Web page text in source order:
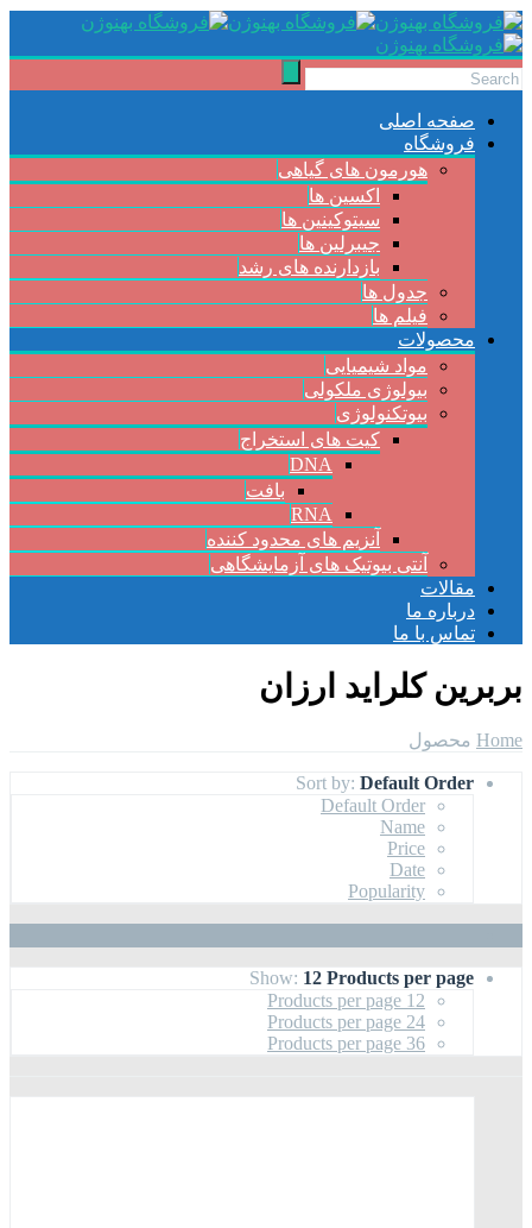
صفحه اصلی
فروشگاه
هورمون های گیاهی
اکسین ها
سیتوکینین ها
جیبرلین ها
بازدارنده های رشد
جدول ها
فیلم ها
محصولات
مواد شیمیایی
بیولوژی ملکولی
بیوتکنولوژی
کیت های استخراج
DNA
بافت
RNA
آنزیم های محدود کننده
آنتی بیوتیک های آزمایشگاهی
مقالات
درباره ما
تماس با ما
بربرین کلراید ارزان
Home محصول
Sort by: Default Order
Default Order
Name
Price
Date
Popularity
Show: 12 Products per page
12 Products per page
24 Products per page
36 Products per page